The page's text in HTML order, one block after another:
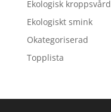
Ekologisk kroppsvård
Ekologiskt smink
Okategoriserad
Topplista